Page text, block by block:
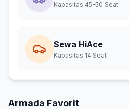
Kapasitas 45-50 Seat
Sewa HiAce
Kapasitas 14 Seat
Armada Favorit